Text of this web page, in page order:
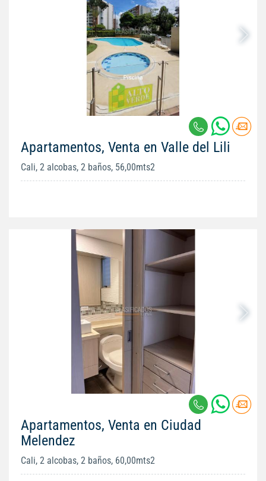
Apartamentos, Venta en Valle del Lili
Cali, 2 alcobas, 2 baños, 56,00mts2
Apartamentos, Venta en Ciudad
Melendez
Cali, 2 alcobas, 2 baños, 60,00mts2